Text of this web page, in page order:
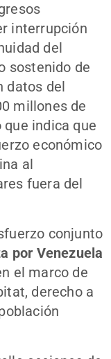
interrupción
del
sostenido de
datos del
millones de
que indica que
económico
al
fuera del
conjunto
por Venezuela
el marco de
derecho a